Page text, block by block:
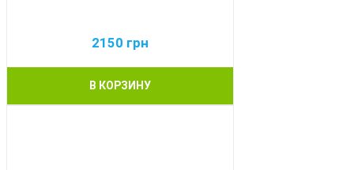
2150 грн
В КОРЗИНУ